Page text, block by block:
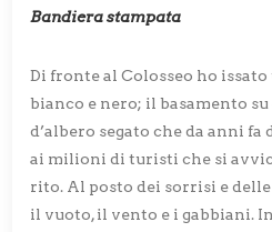
Bandiera stampata
Di fronte al Colosseo ho
bianco e nero; il basamento
d’albero segato che da anni
ai milioni di turisti che si
rito. Al posto dei sorrisi e delle
il vuoto, il vento e i gabbiani.